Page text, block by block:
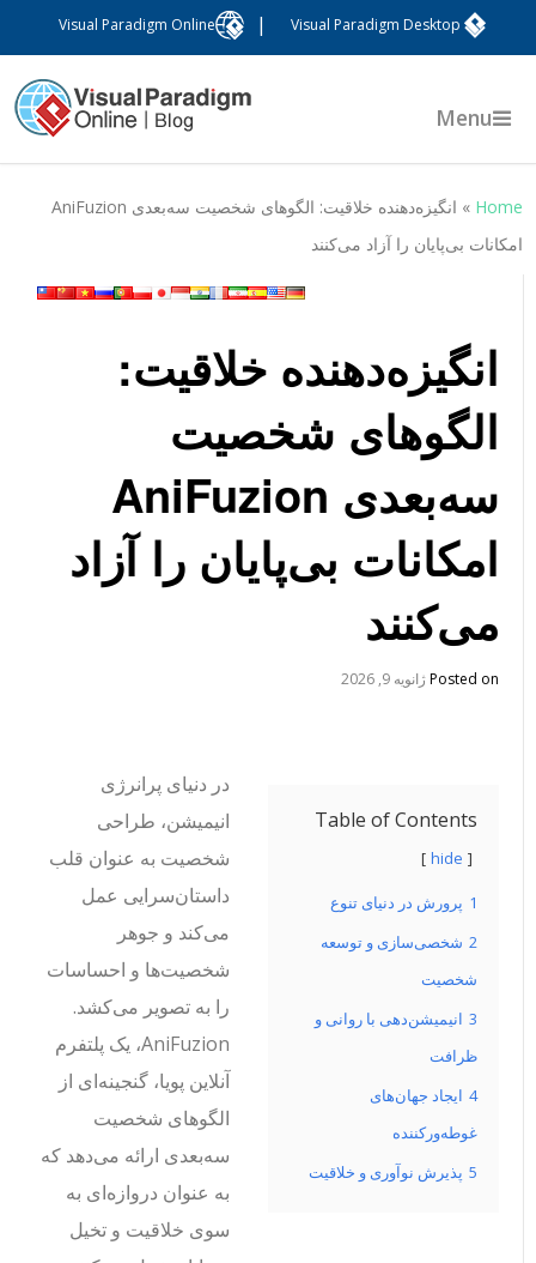
Visual Paradigm Desktop
Visual Paradigm Online
Menu
Home
»
انگیزه‌دهنده خلاقیت: الگوهای شخصیت سه‌بعدی AniFuzion
امکانات بی‌پایان را آزاد می‌کنند
انگیزه‌دهنده خلاقیت:
الگوهای شخصیت
سه‌بعدی AniFuzion
امکانات بی‌پایان را آزاد
می‌کنند
Posted onژانویه 9, 2026
Table of Contents
hide
پرورش در دنیای تنوع
شخصی‌سازی و توسعه
شخصیت
انیمیشن‌دهی با روانی و
ظرافت
ایجاد جهان‌های
غوطه‌ورکننده
پذیرش نوآوری و خلاقیت
در دنیای پرانرژی
انیمیشن، طراحی
شخصیت به عنوان قلب
داستان‌سرایی عمل
می‌کند و جوهر
شخصیت‌ها و احساسات
را به تصویر می‌کشد.
AniFuzion، یک پلتفرم
آنلاین پویا، گنجینه‌ای از
الگوهای شخصیت
سه‌بعدی ارائه می‌دهد که
به عنوان دروازه‌ای به
سوی خلاقیت و تخیل